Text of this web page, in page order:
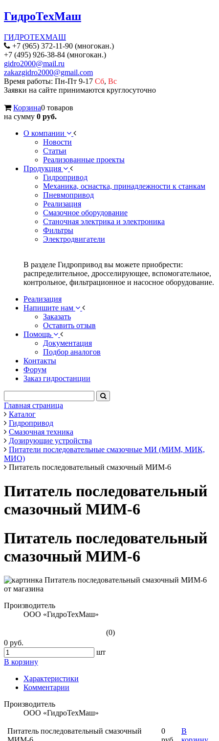
ГидроТехМаш
ГИДРОТЕХМАШ
+7 (965) 372-11-90 (многокан.)
+7 (495) 926-38-84 (многокан.)
gidro2000@mail.ru
zakazgidro2000@gmail.com
Время работы: Пн-Пт 9-17 Сб, Вс
Заявки на сайте принимаются круглосуточно
Корзина0 товаров
на сумму 0 руб.
О компании
Новости
Статьи
Реализованные проекты
Продукция
Гидропривод
Механика, оснастка, принадлежности к станкам
Пневмопривод
Реализация
Смазочное оборудование
Станочная электрика и электроника
Фильтры
Электродвигатели
В разделе Гидропривод вы можете приобрести:
распределительное, дросселирующее, вспомогательное,
контрольное, фильтрационное и насосное оборудование.
Реализация
Напишите нам
Заказать
Оставить отзыв
Помощь
Документация
Подбор аналогов
Контакты
Форум
Заказ гидростанции
Главная страница
Каталог
Гидропривод
Смазочная техника
Дозирующие устройства
Питатели последовательные смазочные МИ (МИМ, МИК,
МИО)
Питатель последовательный смазочный МИМ-6
Питатель последовательный
смазочный МИМ-6
Питатель последовательный
смазочный МИМ-6
Производитель
ООО «ГидроТехМаш»
(0)
0 руб.
шт
В корзину
Характеристики
Комментарии
Производитель
ООО «ГидроТехМаш»
Питатель последовательный смазочный
0
В